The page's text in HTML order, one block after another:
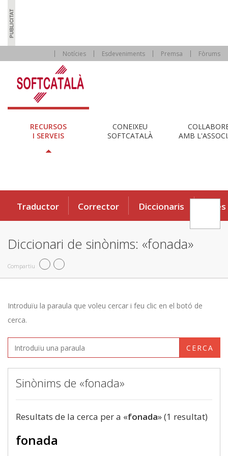
Notícies Esdeveniments Premsa Fòrums
RECURSOS
I SERVEIS
CONEIXEU
SOFTCATALÀ
AMB
Traductor Corrector Diccionaris Eines
Diccionari de sinònims: «fonada»
Compartiu
Introduïu la paraula que voleu cercar i feu clic en el botó de
cerca.
CERCA
Sinònims de «fonada»
Resultats de la cerca per a «fonada» (1 resultat)
fonada